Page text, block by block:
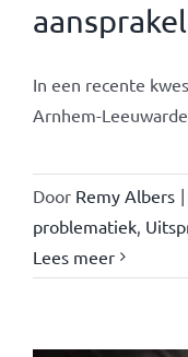
In een recente
Arnhem-
Door Remy Albers |
problematiek
Lees meer